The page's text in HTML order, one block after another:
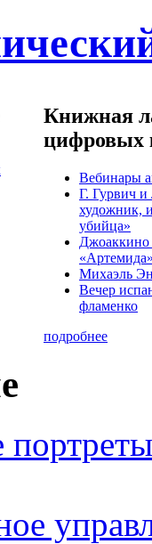
Книжная
цифровых
Вебинары
Г. Гурвич
художник,
убийца»
Михаэль
Вечер
фламенко
подробнее